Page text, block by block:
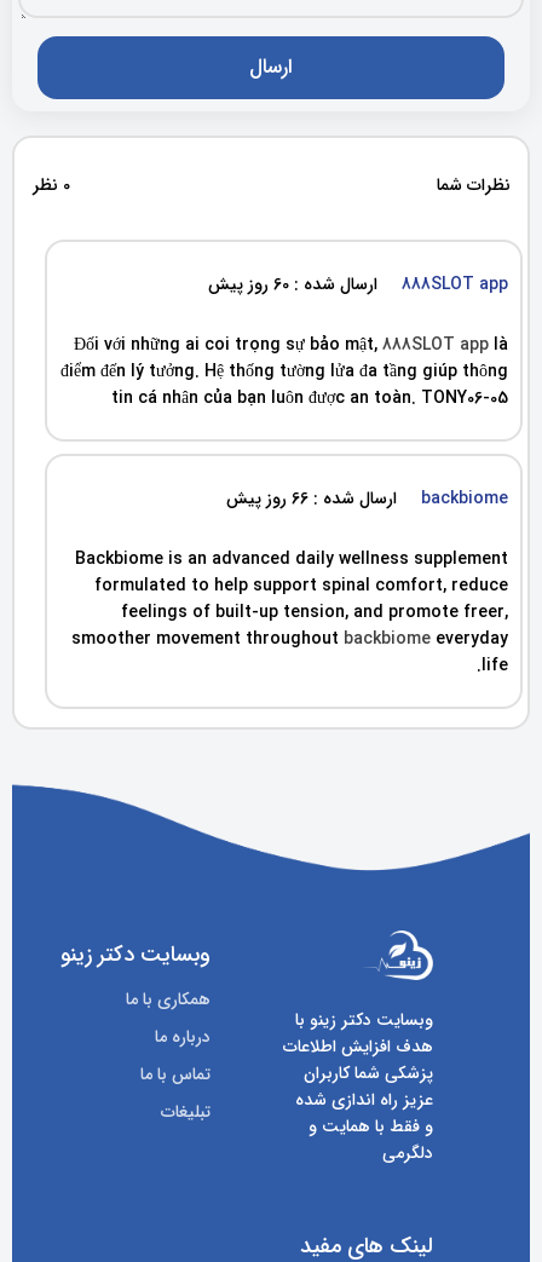
نظرات شما 0 نظر
888SLOT app ارسال شده : 60 روز پیش
Đối với những ai coi trọng sự bảo mật,888SLOT app là
điểm đến lý tưởng. Hệ thống tường lửa đa tầng giúp thông
tin cá nhân của bạn luôn được an toàn. TONY06-05
backbiome ارسال شده : 66 روز پیش
Backbiome is an advanced daily wellness supplement
formulated to help support spinal comfort, reduce
feelings of built-up tension, and promote freer,
smoother movement throughout backbiome everyday
life.
وبسایت دکتر زینو با
هدف افزایش اطلاعات
پزشکی شما کاربران
عزیز راه اندازی شده
و فقط با همایت و
دلگرمی
وبسایت دکتر زینو
همکاری با ما
درباره ما
تماس با ما
تبلیغات
لینک های مفید